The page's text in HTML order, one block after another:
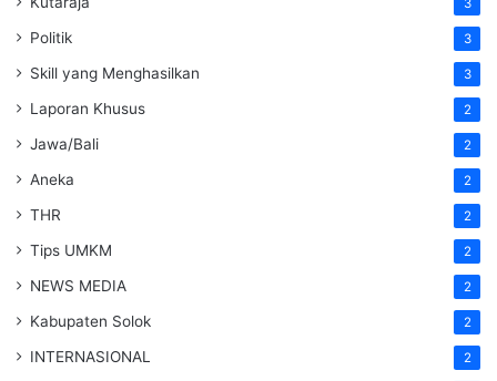
Politik 3
Skill yang Menghasilkan 3
Laporan Khusus 2
Jawa/Bali 2
Aneka 2
THR 2
Tips UMKM 2
NEWS MEDIA 2
Kabupaten Solok 2
INTERNASIONAL 2